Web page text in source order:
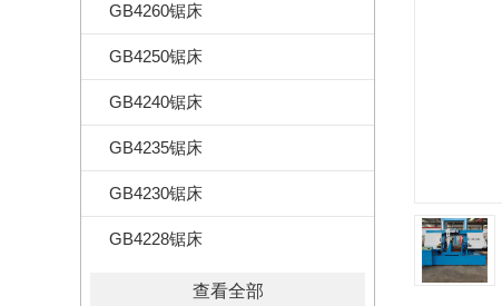
GB4260锯床
GB4250锯床
GB4240锯床
GB4235锯床
GB4230锯床
GB4228锯床
查看全部